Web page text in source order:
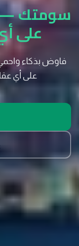
سومتك —
على
فاوض بذكاء
على أي